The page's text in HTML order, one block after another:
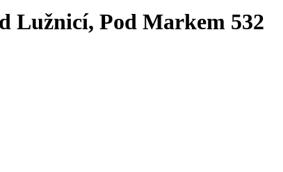
Lužnicí, Pod Markem 532